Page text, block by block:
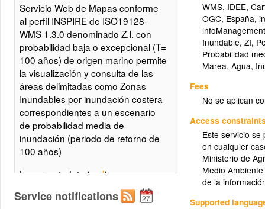
WMS, IDEE,
OGC, España,
Inundable,ZI,
Probabilidad
Marea,Agua,
Fees
No se aplican
Access
Este servicio
en cualquier
Ministerio de
Medio
de la
Supported
Servicio Web de Mapas conforme
al perfil INSPIRE de ISO19128-
WMS 1.3.0 denominado Z.I. con
probabilidad baja o excepcional (T=
100 años) de origen marino permite
la visualización y consulta de las
áreas delimitadas como Zonas
Inundables por inundación costera
correspondientes a un escenario
de probabilidad media de
inundación (periodo de retorno de
100 años)
Layer metadata (xml)
Service notifications